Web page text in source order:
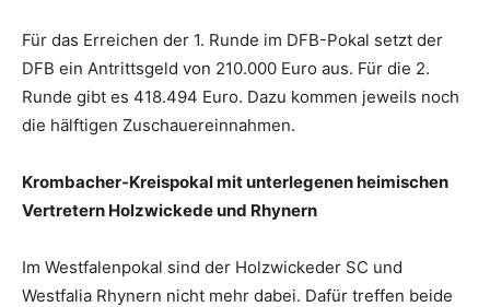
Für das Erreichen der 1. Runde im DFB-Pokal setzt der
DFB ein Antrittsgeld von 210.000 Euro aus. Für die 2.
Runde gibt es 418.494 Euro. Dazu kommen jeweils noch
die hälftigen Zuschauereinnahmen.
Krombacher-Kreispokal mit unterlegenen heimischen
Vertretern Holzwickede und Rhynern
Im Westfalenpokal sind der Holzwickeder SC und
Westfalia Rhynern nicht mehr dabei. Dafür treffen beide